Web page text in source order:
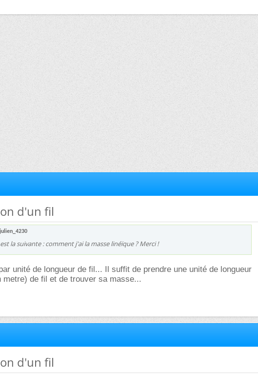
d'un fil
julien_4230
la suivante : comment j'ai la masse linéïque ? Merci !
unité de longueur de fil... Il suffit de prendre une unité de longueur
metre) de fil et de trouver sa masse...
d'un fil